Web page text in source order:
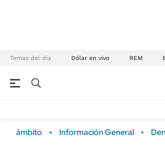
Temas del día Dólar en vivo REM
Real
ámbito Información General